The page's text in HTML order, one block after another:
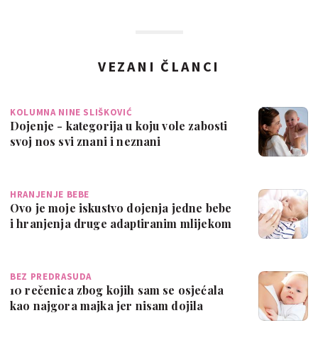
VEZANI ČLANCI
KOLUMNA NINE SLIŠKOVIĆ
Dojenje - kategorija u koju vole zabosti
svoj nos svi znani i neznani
HRANJENJE BEBE
Ovo je moje iskustvo dojenja jedne bebe
i hranjenja druge adaptiranim mlijekom
BEZ PREDRASUDA
10 rečenica zbog kojih sam se osjećala
kao najgora majka jer nisam dojila